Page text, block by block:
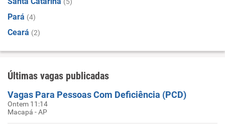
Pará (4)
Ceará (2)
Últimas vagas publicadas
Vagas Para Pessoas Com Deficiência (PCD)
Ontem 11:14
Macapá - AP